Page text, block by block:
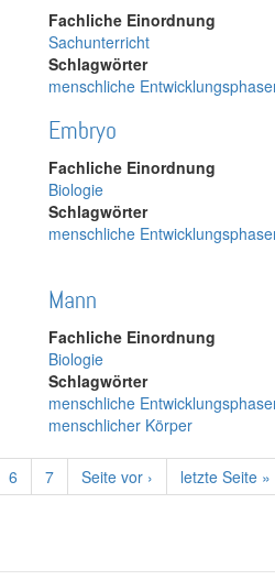
Fachliche Einordnung
Sachunterricht
Schlagwörter
menschliche
Embryo
Fachliche Einordnung
Biologie
Schlagwörter
menschliche
Mann
Fachliche Einordnung
Biologie
Schlagwörter
menschliche
menschlicher Körper
Page
6 Page
7
Nächste
Seite
Seite vor ›
Letzte
Seite
letzte Seite »